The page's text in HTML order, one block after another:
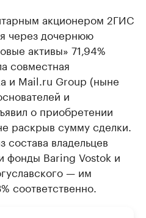
акционером 2ГИС
через дочернюю
активы» 71,94%
совместная
и Mail.ru Group (ныне
и
о приобретении
раскрыв сумму сделки.
владельцев
фонды Baring Vostok и
— им
соответственно.